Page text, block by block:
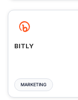
BITLY
MARKETING